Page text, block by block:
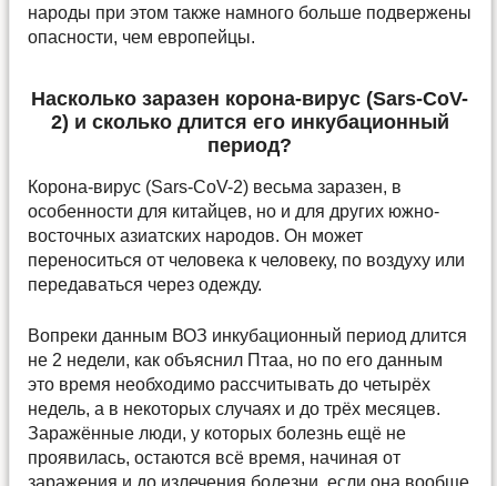
народы при этом также намного больше подвержены
опасности, чем европейцы.
Насколько заразен корона-вирус (Sars-CoV-
2) и сколько длится его инкубационный
период?
Корона-вирус (Sars-CoV-2) весьма заразен, в
особенности для китайцев, но и для других южно-
восточных азиатских народов. Он может
переноситься от человека к человеку, по воздуху или
передаваться через одежду.
Вопреки данным ВОЗ инкубационный период длится
не 2 недели, как объяснил Птаа, но по его данным
это время необходимо рассчитывать до четырёх
недель, а в некоторых случаях и до трёх месяцев.
Заражённые люди, у которых болезнь ещё не
проявилась, остаются всё время, начиная от